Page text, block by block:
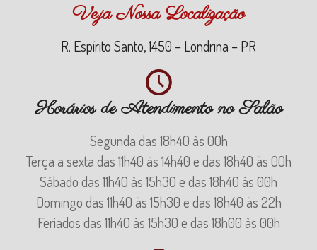
Veja Nossa Localização
R. Espírito Santo, 1450 – Londrina – PR
Horários de Atendimento no Salão
Segunda das 18h40 às 00h
Terça a sexta das 11h40 às 14h40 e das 18h40 às 00h
Sábado das 11h40 às 15h30 e das 18h40 às 00h
Domingo das 11h40 às 15h30 e das 18h40 às 22h
Feriados das 11h40 às 15h30 e das 18h00 às 00h